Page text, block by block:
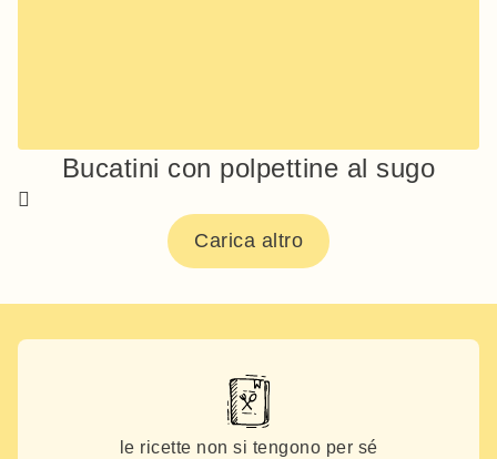
Bucatini con polpettine al sugo
Carica altro
le ricette non si tengono per sé